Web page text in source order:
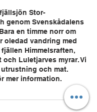
Stor-
genom Svenskådalens
en timme norr om
oledad vandring med
Himmelsraften,
Luletjarves myrar. Vi
och mat.
mer information.